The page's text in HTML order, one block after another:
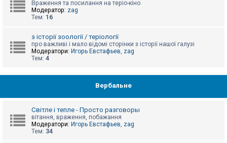
Враження та посилання на теріо-кіно
Модератор: zag
Тем: 16
з історії зоології / теріології
про важливі і мало відомі сторінки з історії нашої галузі
Модератори: Игорь Евстафьев, zag
Тем: 4
Вербальне
Світле і тепле - Просто разговоры
вітання, враження, побажання
Модератори: Игорь Евстафьев, zag
Тем: 34